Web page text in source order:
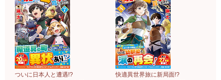
ついに日本人と遭遇!? 快適異世界旅に新局面!?